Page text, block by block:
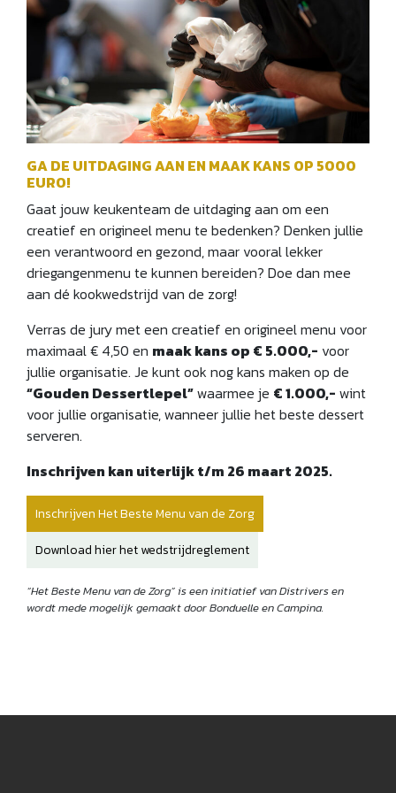
GA DE UITDAGING AAN EN MAAK KANS OP 5000
EURO!
Gaat jouw keukenteam de uitdaging aan om een
creatief en origineel menu te bedenken? Denken jullie
een verantwoord en gezond, maar vooral lekker
driegangenmenu te kunnen bereiden? Doe dan mee
aan dé kookwedstrijd van de zorg!
Verras de jury met een creatief en origineel menu voor
maximaal € 4,50 en maak kans op € 5.000,- voor
jullie organisatie. Je kunt ook nog kans maken op de
“Gouden Dessertlepel”waarmee je € 1.000,- wint
voor jullie organisatie, wanneer jullie het beste dessert
serveren.
Inschrijven kan uiterlijk t/m 26 maart 2025.
Inschrijven Het Beste Menu van de Zorg
Download hier het wedstrijdreglement
“Het Beste Menu van de Zorg” is een initiatief van Distrivers en
wordt mede mogelijk gemaakt door Bonduelle en Campina.